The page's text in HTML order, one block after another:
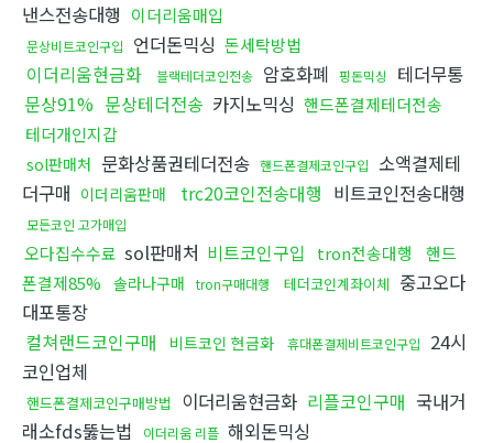
낸스전송대행 이더리움매입
문상비트코인구입 언더돈믹싱 돈세탁방법
이더리움현금화 블랙테더코인전송 암호화폐 핑돈믹싱
테더무통
문상91% 문상테더전송 카지노믹싱 핸드폰결제테더전송
테더개인지갑
sol판매처 문화상품권테더전송 핸드폰결제코인구입 소액결제테
더구매 이더리움판매 trc20코인전송대행 비트코인전송대행
모든코인 고가매입
오다집수수료 sol판매처 비트코인구입 tron전송대행
핸드
폰결제85% 솔라나구매 tron구매대행 테더코인계좌이체 중고오다
대포통장
컬쳐랜드코인구매
비트코인 현금화 휴대폰결제비트코인구입
24시
코인업체
핸드폰결제코인구매방법 이더리움현금화 리플코인구매 국내거
래소fds뚫는법
이더리움 리플 해외돈믹싱